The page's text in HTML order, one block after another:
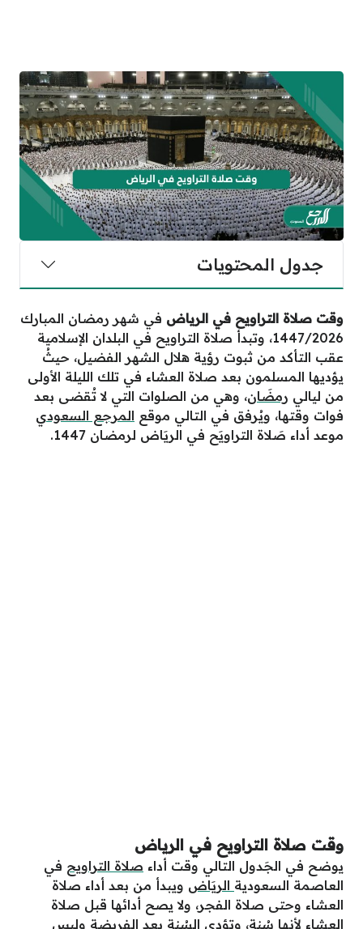
جدول المحتويات
وقت صلاة التراويح في الرياض في شهر رمضان المبارك
1447/2026، وتبدأ صلاة التراويح في البلدان الإسلامية
عقب التأكد من ثبوت رؤية هلال الشهر الفضيل، حيثُ
يؤديها المسلمون بعد صلاة العشاء في تلك الليلة الأولى
من ليالي رمضَان، وهي من الصلوات التي لا تُقضى بعد
فوات وقتها، ويُرفق في التالي موقع المرجع السعودي
موعد أداء صَلاة التراويَح في الريَاض لرمضان 1447.
وقت صلاة التراويح في الرياض
يوضح في الجَدول التالي وقت أداء صلاة التراويح في
العاصمة السعودية الريَاض ويبدأ من بعد أداء صلاة
العشاء وحتى صلاة الفجر، ولا يصح أدائها قبل صلاة
العشاء لأنها سُنة، وتؤدى السُنة بعد الفريضة وليس